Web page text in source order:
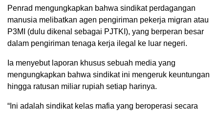
Penrad mengungkapkan bahwa sindikat perdagangan
manusia melibatkan agen pengiriman pekerja migran atau
P3MI (dulu dikenal sebagai PJTKI), yang berperan besar
dalam pengiriman tenaga kerja ilegal ke luar negeri.
Ia menyebut laporan khusus sebuah media yang
mengungkapkan bahwa sindikat ini mengeruk keuntungan
hingga ratusan miliar rupiah setiap harinya.
“Ini adalah sindikat kelas mafia yang beroperasi secara